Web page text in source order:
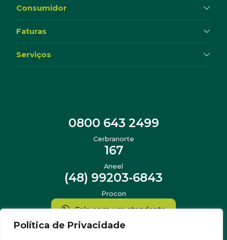
Política de Privacidade
Consumidor
Faturas
Serviços
0800 643 2499
Cerbranorte
167
Aneel
(48) 99203-6843
Procon
Fale com um atendente